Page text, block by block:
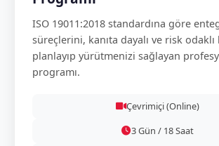
ISO 19011:2018 standardına göre
süreçlerini, kanıta dayalı ve risk
planlayıp yürütmenizi sağlayan
programı.
Çevrimiçi (Online)
3 Gün / 18 Saat